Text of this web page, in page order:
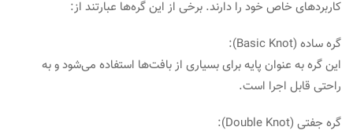
کاربردهای خاص خود را دارند. برخی از این گره‌ها عبارتند از:
گره ساده (Basic Knot):
این گره به عنوان پایه برای بسیاری از بافت‌ها استفاده می‌شود و به
راحتی قابل اجرا است.
گره جفتی (Double Knot):